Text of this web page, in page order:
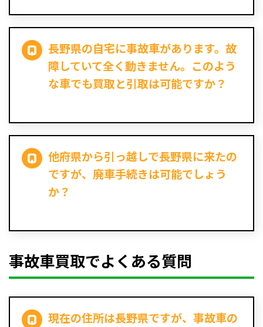
長野県の自宅に事故車があります。故
障していて全く動きません。このよう
な車でも買取と引取は可能ですか？
他府県から引っ越しで長野県に来たの
ですが、廃車手続きは可能でしょう
か？
事故車買取でよくある質問
現在の住所は長野県ですが、事故車の